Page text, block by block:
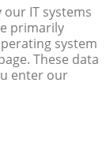
IT systems
primarily
system
These data
enter our